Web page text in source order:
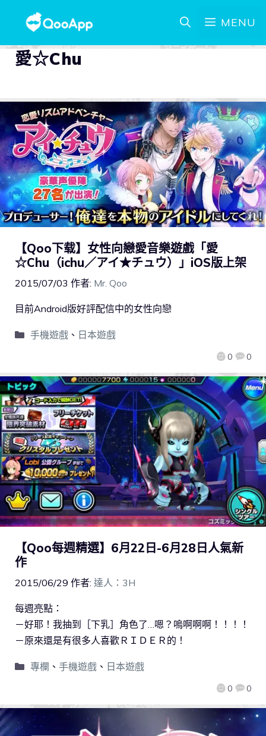
MENU
愛☆Chu
【Qoo下载】女性向戀愛音樂遊戲「愛
☆Chu（ichu／アイ★チュウ）」iOS版上架
2015/07/03 作者: Mr. Qoo
0 0
目前Android版好評配信中的女性向戀
手機遊戲、 日本遊戲
【Qoo每週精選】6月22日-6月28日人氣新
作
2015/06/29 作者: 達人：3H
0 0
每週亮點：
－好耶！我抽到［下乳］角色了…嗯？嗚啊啊啊！！！！
－原來還是有很多人喜歡ＲＩＤＥＲ的！
專欄 、 手機遊戲、 日本遊戲